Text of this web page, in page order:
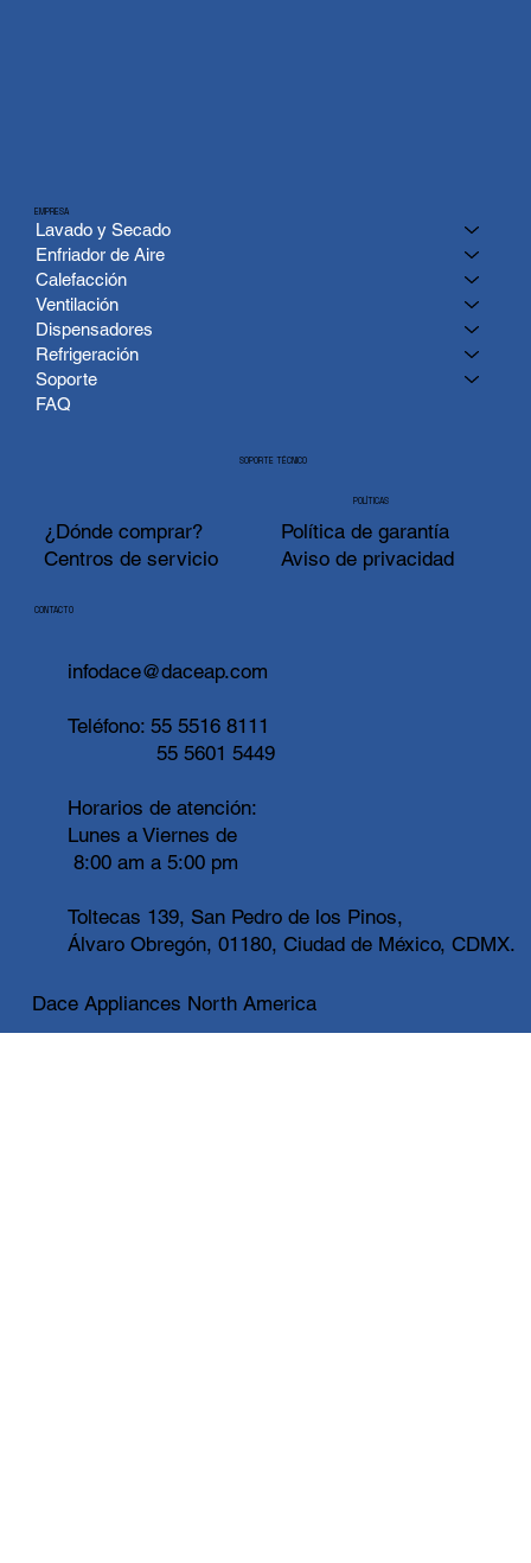
EMPRESA
Lavado y Secado
Enfriador de Aire
Calefacción
Ventilación
Dispensadores
Refrigeración
Soporte
FAQ
SOPORTE TÉCNICO
¿Dónde comprar?
Centros de servicio
POLÍTICAS
Política de garantía
Aviso de privacidad
infodace@daceap.com
Teléfono:55 5516 8111
55 5601 5449
Horarios de atención:
Lunes a Viernes de
8:00 am a 5:00 pm
Toltecas 139, San Pedro de los Pinos,
Álvaro Obregón, 01180, Ciudad de México, CDMX.
CONTACTO
Dace Appliances North America